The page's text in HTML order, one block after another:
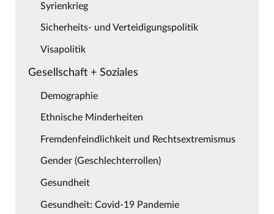
Syrienkrieg
Sicherheits- und Verteidigungspolitik
Visapolitik
Gesellschaft + Soziales
Demographie
Ethnische Minderheiten
Fremdenfeindlichkeit und Rechtsextremismus
Gender (Geschlechterrollen)
Gesundheit
Gesundheit: Covid-19 Pandemie